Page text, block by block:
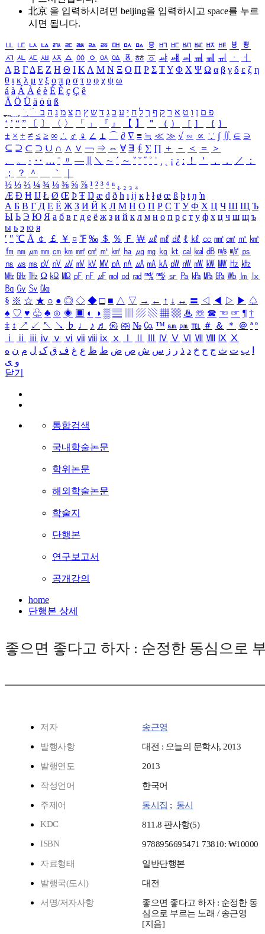
北京 을 입력하시려면 beijing을 입력하시고 space를 누르
시면 됩니다.
ㅥ ㅦ ㅧ ㅨ ㅩ ㅪ ㅫ ㅬ ㅭ ㅮ ㅯ ㅰ ㅱ ㅲ ㅳ ㅴ ㅵ ㅶ ㅷ ㅸ
ㅹ
ㅺ ㅻ ㅼ ㅽ ㅾ ㅿ ㆀ ㆁ ㆂ ㆃ ㆄ ㆅ ㆆ ㆇ ㆈ ㆉ ㆊ ㆋ ㆌ ㆍ
ㆎ
Α Β ΓΔ Ε Ζ Η Θ Ι ΚΛ Μ Ν Ξ Ο Π Ρ Σ ΤΥ Φ Χ Ψ Ω α β γ δ ε ζ η
θ ι κ λ μ ν ξ ο π ρ σ τ υ φ χ ψ ω
á à Á À é è É È ç Ç ê
Ä Ö Ü ä ö ü ß
ִֶֹ ֻּ ׁׂ פ ם ן ו ט א ר ק ף ך ל ח י ע כ ג ד ש ץ ת צ מ נ ה ב
‘ ’ “ ” 〔 〕 〈 〉 「 」 『 』 【 】 ＂ （ ） ［ ］ ｛ ｝
± × ÷ ≠ ≤ ≥ ∞ ∴ ♂ ♀ ∠ ⊥ ⌒ ∂ ∇ ≡ ≒ ≪ ≫ √ ∽ ∝ ∵ ∫ ∬ ∈ ∋
⊆ ⊇ ⊂ ⊃ ∪ ∩ ∧ ∨ ￢ ⇒ ⇔ ∀ ∃ ∮ ∑ ∏ ＋ － ＜ ＝
＞
、
。 · ‥ … ¨ 〃 ― ＼ ∼ ´ ～ ˇ ˘ ˝ ˚ ˙ ¸ ¡ ¿ ː ！ ＇ ， ． ／
：
；
？ ＾ ｀
½ ⅓ ⅔ ¼ ¾ ⅛ ⅜ ⅝ ⅞ ¹ ² ³ ⁴ ⁿ ₁ ₂ ₃ ₄
Æ Ð Ħ Ĳ Ł Ø Œ Þ Ŧ Ŋ æ đ ð ħ ı ĳ ĸ ŀ ł ø œ ß þ ŧ ŋ ŉ
А Б В Г Д Е Ё Ж З И Й К Л М Н О П Р С Т У Ф Х Ц Ч Ш Щ Ъ
Ы Ь Э Ю Я а б в г д е ё ж з и й к л м н о п р с т у ф х ц ч ш щ ъ
ы ь э ю я
′ ″ ℃ Å ￠ ￡ ￥ ¤ ℉ ‰ ＄ ％ Ｆ ￦ ㎕ ㎖ ㎗ ℓ ㎘ ㏄ ㎣ ㎤ ㎥ ㎦
㎙ ㎚ ㎛ ㎜ ㎝ ㎞ ㎟ ㎠ ㎡ ㎢ ㏊ ㎍ ㎎ ㎏ ㏏ ㎈ ㎉ ㏈ ㎧ ㎨ ㎰
㎱ ㎲ ㎳ ㎴ ㎵ ㎶ ㎷ ㎸ ㎹ ㎀ ㎁ ㎂ ㎃ ㎄ ㎺ ㎻ ㎽ ㎾ ㎿ ㎐ ㎑
㎒ ㎓ ㎔ Ω ㏀ ㏁ ㎊ ㎋ ㎌ ㏖ ㏅ ㎭ ㎮ ㎯ ㏛ ㎩ ㎪ ㎫ ㎬ ㏝ ㏐
㏓
㏃ ㏉ ㏜ ㏆
§ ※ ☆ ★ ○ ● ◎ ◇ ◆ □ ■ △ ▽ → ← ↑ ↓ ↔ 〓 ◁ ◀ ▷ ▶ ♤
♠ ♡ ♥ ♧ ♣ ⊙ ◈ ▣ ◐ ◑ ▒ ▤ ▨ ▧ ▦ ▩ ♨ ☏ ☎ ☜ ☞ ¶ †
‡ ↕ ↗ ↙ ↖ ↘ ♭ ♩ ♪ ♬ ㉿ ㈜ № ㏇ ™ ㏂ ㏘ ℡ ＃ ＆ ＊ ＠ ª º
ⅰ
ⅱ ⅲ ⅳ ⅴ ⅵ ⅶ ⅷ ⅸ ⅹ Ⅳ Ⅴ Ⅵ Ⅶ Ⅷ Ⅸ Ⅹ
ب ت ث ج ح خ د ذ ر ز س ش ص ض ط ظ ع غ ف ق ک ل م ن ه
و ی
닫기
통합검색
국내학술논문
학위논문
해외학술논문
학술지
단행본
연구보고서
공개강의
home
단행본 상세
좋으면 좋다고 하자 : 순정한 동심으로
저자 송근영
발행사항 대전 : 오늘의 문학사, 2013
발행연도 2013
작성언어 한국어
주제어 동시집 ; 동시
KDC
811.8 판사항(5)
ISBN
9788956695471 73810: ₩10000
자료형태 일반단행본
발행국(도시) 대전
서명/저자사항
좋으면 좋다고 하자 : 순정한 동
심으로 부르는 노래 / 송근영
[지음]